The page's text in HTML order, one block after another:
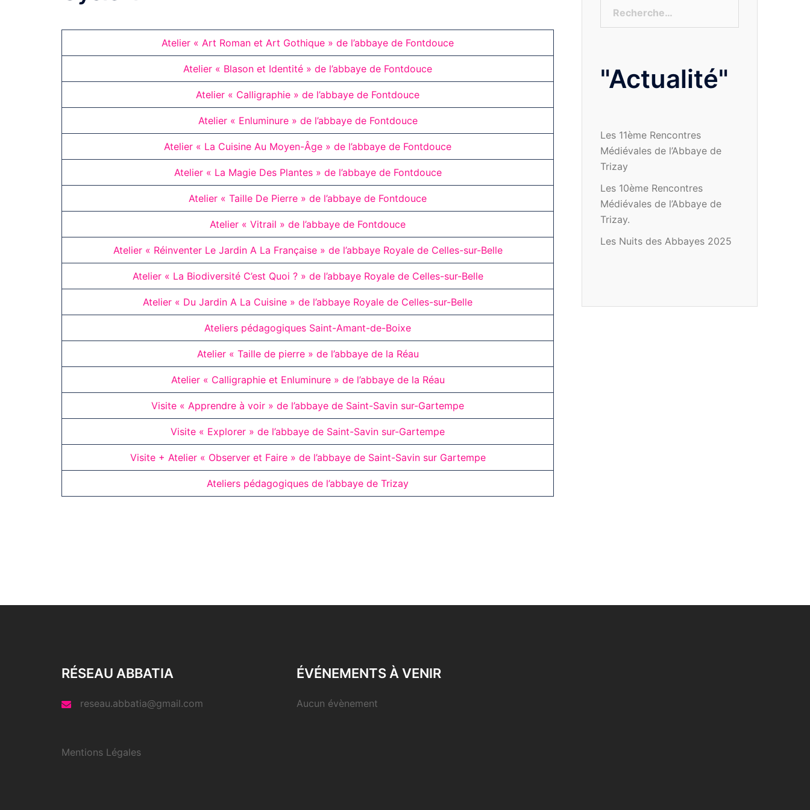
Atelier « Art Roman et Art Gothique » de l’abbaye de Fontdouce
Atelier « Blason et Identité » de l’abbaye de Fontdouce
Atelier « Calligraphie » de l’abbaye de Fontdouce
Atelier « Enluminure » de l’abbaye de Fontdouce
Atelier « La Cuisine Au Moyen-Âge » de l’abbaye de Fontdouce
Atelier « La Magie Des Plantes » de l’abbaye de Fontdouce
Atelier « Taille De Pierre » de l’abbaye de Fontdouce
Atelier « Vitrail » de l’abbaye de Fontdouce
Atelier « Réinventer Le Jardin A La Française » de l’abbaye Royale de Celles-sur-Belle
Atelier « La Biodiversité C’est Quoi ? » de l’abbaye Royale de Celles-sur-Belle
Atelier « Du Jardin A La Cuisine » de l’abbaye Royale de Celles-sur-Belle
Ateliers pédagogiques Saint-Amant-de-Boixe
Atelier « Taille de pierre » de l’abbaye de la Réau
Atelier « Calligraphie et Enluminure » de l’abbaye de la Réau
Visite « Apprendre à voir » de l’abbaye de Saint-Savin sur-Gartempe
Visite « Explorer » de l’abbaye de Saint-Savin sur-Gartempe
Visite + Atelier « Observer et Faire » de l’abbaye de Saint-Savin sur Gartempe
Ateliers pédagogiques de l’abbaye de Trizay
"Actualité"
Les 11ème Rencontres
Médiévales de l’Abbaye de
Trizay
Les 10ème Rencontres
Médiévales de l’Abbaye de
Trizay.
Les Nuits des Abbayes 2025
RÉSEAU ABBATIA
reseau.abbatia@gmail.com
Mentions Légales
ÉVÉNEMENTS À VENIR
Aucun évènement